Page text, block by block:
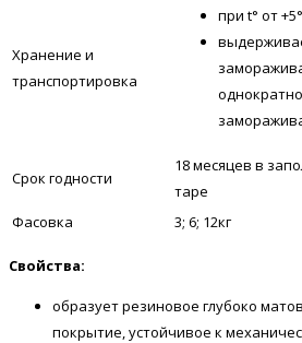
Хранение и
транспортировка
при t° от
Срок годности
18 месяцев в
таре
Фасовка
3; 6; 12кг
Свойства:
образует резиновое глубоко
покрытие, устойчивое к